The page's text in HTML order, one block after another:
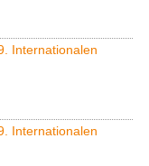
Internationalen
Internationalen